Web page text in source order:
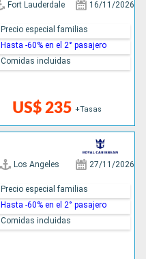
Fort Lauderdale 16/11/2026
US$ 235 +Tasas
Precio especial familias
Hasta -60% en el 2° pasajero
Comidas incluidas
Los Angeles 27/11/2026
Precio especial familias
Hasta -60% en el 2° pasajero
Comidas incluidas